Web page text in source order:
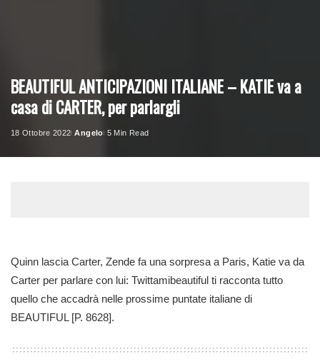
BEAUTIFUL ANTICIPAZIONI ITALIANE – KATIE va a
casa di CARTER, per parlargli
18 Ottobre 2022
Posted
Angelo 5 Min Read
Quinn lascia Carter, Zende fa una sorpresa a Paris, Katie va da
Carter per parlare con lui: Twittamibeautiful ti racconta tutto
quello che accadrà nelle prossime puntate italiane di
BEAUTIFUL [P. 8628].